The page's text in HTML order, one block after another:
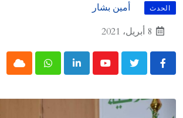
الحدث
أمين بشار
8 أبريل، 2021
Youtube
LinkedIn
Whatsapp
Cloud